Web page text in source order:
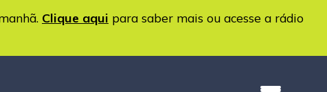
Clique aqui para saber mais ou acesse a rádio